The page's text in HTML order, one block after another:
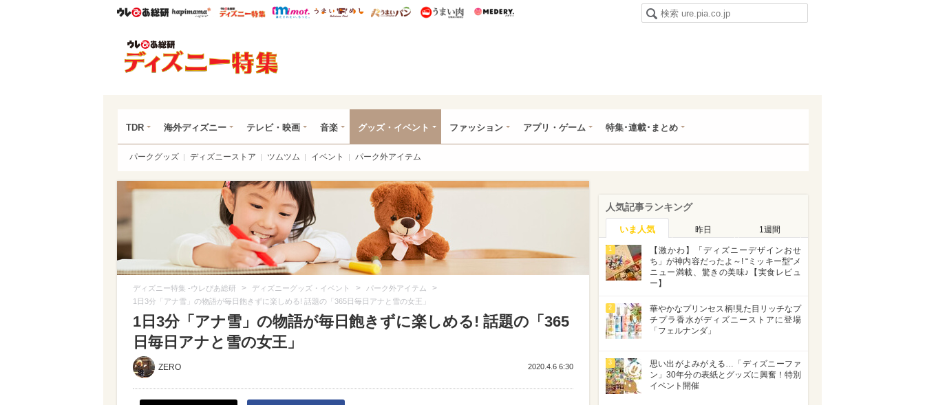
ウレぴあ総研ハピママ* ウレぴあ総研 ディズニー特集
mimot. うまいめし うまいパン うまい肉
TDR 海外ディズニー テレビ・映画 音楽 グッズ・イベント ファッション アプリ・ゲーム 特集･連載･まとめ
パークグッズ ディズニーストア ツムツム イベント パーク外アイテム
ディズニー特集 -ウレぴあ総研 > ディズニーグッズ・イベント > パーク外アイテム >
1日3分「アナ雪」の物語が毎日飽きずに楽しめる! 話題の「365日毎日アナと雪の女王」
1日3分「アナ雪」の物語が毎日飽きずに楽しめる! 話題の「365
日毎日アナと雪の女王」
ZERO 2020.4.6 6:30
人気記事ランキング
いま人気 昨日 1週間
1
【激かわ】「ディズニーデザインおせ
ち」が神内容だったよ～! “ミッキー型”メ
ニュー満載、驚きの美味♪【実食レビュ
ー】
2
華やかなプリンセス柄!見た目リッチなプ
チプラ香水がディズニーストアに登場
「フェルナンダ」
3
思い出がよみがえる…「ディズニーファ
ン」30年分の表紙とグッズに興奮！特別
イベント開催